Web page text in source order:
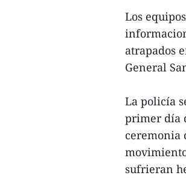
Los
atrapados
General
La policía
primer día
ceremonia
sufrieran